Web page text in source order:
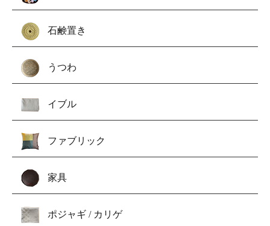
石鹸置き
うつわ
イブル
ファブリック
家具
ポジャギ / カリゲ